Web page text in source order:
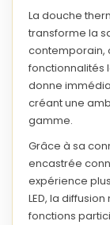
La douche
transforme la
contemporain,
fonctionnalités
donne
créant une
gamme.
Grâce à sa
encastrée
expérience
LED, la
fonctions